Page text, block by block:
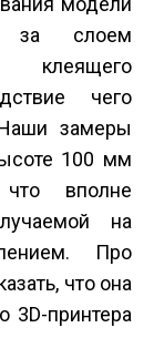
за слоем
клеящего
чего
замеры
100 мм
вполне
на
Про
что она
3D-принтера